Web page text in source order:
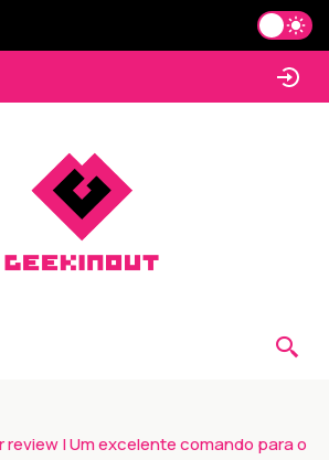
review | Um excelente comando para o